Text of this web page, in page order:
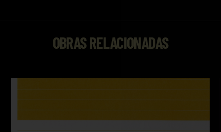
OBRAS RELACIONADAS